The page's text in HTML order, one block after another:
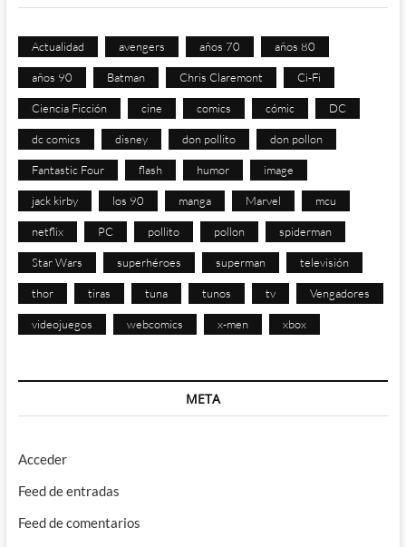
Actualidad avengers años 70 años 80
años 90 Batman Chris Claremont Ci-Fi
Ciencia Ficción cine comics cómic DC
dc comics disney don pollito don pollon
Fantastic Four flash humor image
jack kirby los 90 manga Marvel mcu
netflix PC pollito pollon spiderman
Star Wars superhéroes superman televisión
thor tiras tuna tunos tv Vengadores
videojuegos webcomics x-men xbox
META
Acceder
Feed de entradas
Feed de comentarios